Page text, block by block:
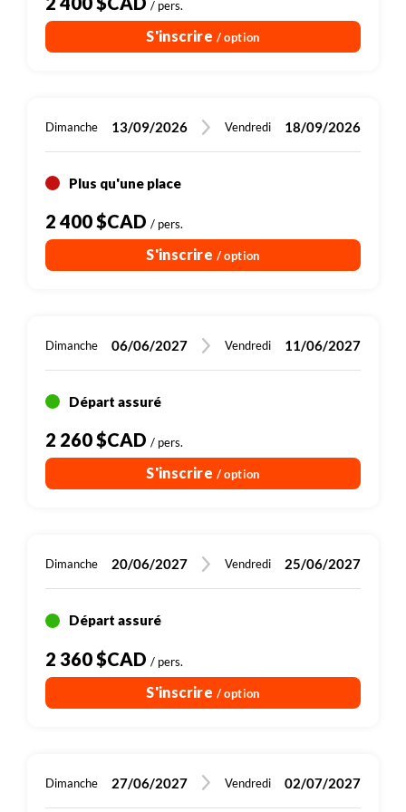
/ pers.
S'inscrire / option
Dimanche 13/09/2026 Vendredi 18/09/2026
Plus qu'une place
2 400 $CAD / pers.
S'inscrire / option
Dimanche 06/06/2027 Vendredi 11/06/2027
Départ assuré
2 260 $CAD / pers.
S'inscrire / option
Dimanche 20/06/2027 Vendredi 25/06/2027
Départ assuré
2 360 $CAD / pers.
S'inscrire / option
Dimanche 27/06/2027 Vendredi 02/07/2027